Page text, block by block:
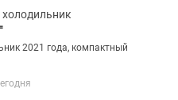
2021 года, компактный